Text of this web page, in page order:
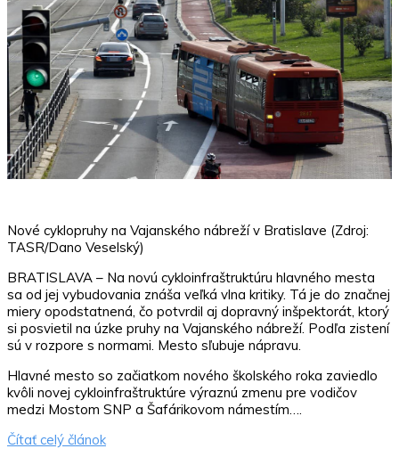
Nové cyklopruhy na Vajanského nábreží v Bratislave (Zdroj:
TASR/Dano Veselský)
BRATISLAVA – Na novú cykloinfraštruktúru hlavného mesta
sa od jej vybudovania znáša veľká vlna kritiky. Tá je do značnej
miery opodstatnená, čo potvrdil aj dopravný inšpektorát, ktorý
si posvietil na úzke pruhy na Vajanského nábreží. Podľa zistení
sú v rozpore s normami. Mesto sľubuje nápravu.
Hlavné mesto so začiatkom nového školského roka zaviedlo
kvôli novej cykloinfraštruktúre výraznú zmenu pre vodičov
medzi Mostom SNP a Šafárikovom námestím….
Čítať celý článok